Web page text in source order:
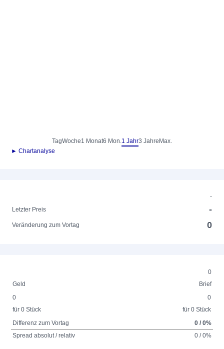
TagWoche1 Monat6 Mon.1 Jahr3 Jahre Max.
► Chartanalyse
-
Letzter Preis
-
Veränderung zum Vortag 0
0
Geld
Brief
0
für 0 Stück
0
für 0 Stück
Differenz zum Vortag
0 / 0%
Spread absolut / relativ
0 / 0%